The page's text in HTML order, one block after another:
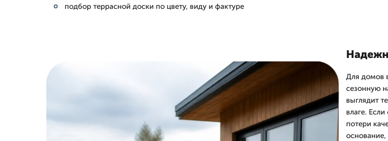
подбор террасной доски по цвету, виду и фактуре
Для домов
сезонную
выглядит
влаге.
потери